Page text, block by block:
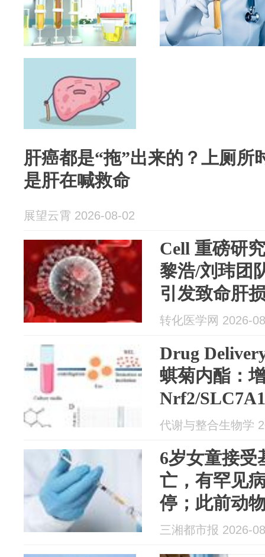
肝癌都是“拖”出来的？上厕所
是肝在喊救命
展望云霄 2026-08-02
Cell 重磅研
黎浩/刘玮团
引发致命肝
转化医学网 2026-
Drug
蜞菊内酯：
Nrf2/
毒症肝损伤
王婧雯团队)
代谢与整合生物学
6岁女童接受
亡，有罕见
停；此前动
受治疗的4只
三湘都市报 2026-